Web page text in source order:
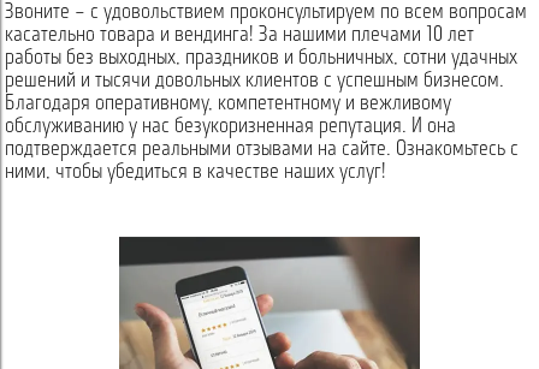
Звоните – с удовольствием проконсультируем по всем вопросам
касательно товара и вендинга! За нашими плечами 10 лет
работы без выходных, праздников и больничных, сотни удачных
решений и тысячи довольных клиентов с успешным бизнесом.
Благодаря оперативному, компетентному и вежливому
обслуживанию у нас безукоризненная репутация. И она
подтверждается реальными отзывами на сайте. Ознакомьтесь с
ними, чтобы убедиться в качестве наших услуг!